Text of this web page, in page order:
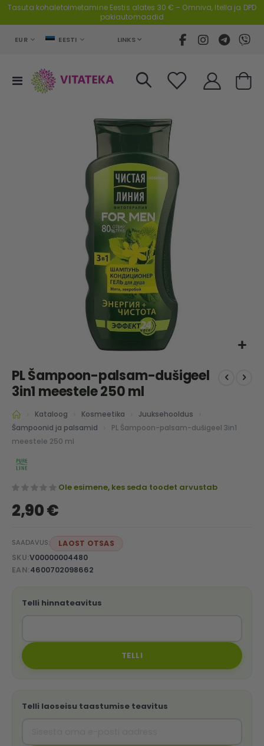
Tasuta kohaletoimetamine Eestis alates 30 € – Omniva, Itella ja DPD
pakiautomaadid
VALUUTA
EUR LANGUAGE
EESTI LINKS
Toggle
Nav
Cart
to
the
beginning
of
the
images
PL Šampoon-palsam-dušigeel
3in1 meestele 250 ml
Kataloog Kosmeetika
Juuksehooldus
Šampoonid ja palsamid
PL Šampoon-palsam-dušigeel 3in1
meestele 250 ml
Ole esimene, kes seda toodet arvustab
2,90 €
SAADAVUS:
LAOST OTSAS
SKU V00000004480
EAN 4600702098662
Telli hinnateavitus
TELLI
Telli laoseisu taastumise teavitus